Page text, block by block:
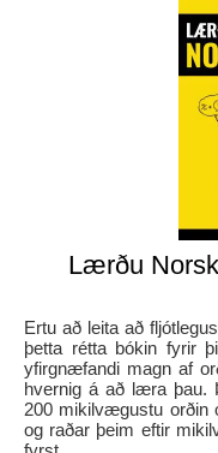
Lærðu
Ertu að leita að
þetta rétta bókin fyrir
yfirgnæfandi magn af
hvernig á að læra þau.
200 mikilvægustu orðin
og raðar þeim eftir